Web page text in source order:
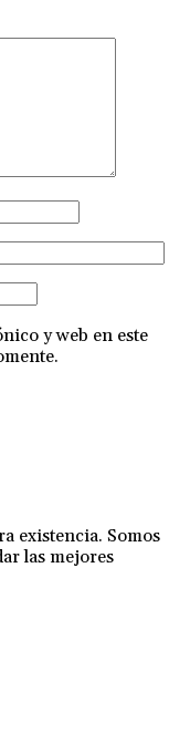
y web en este
existencia. Somos
las mejores